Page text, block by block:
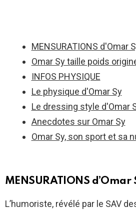
MENSURATIONS d'Omar
Omar Sy taille poids
INFOS PHYSIQUE
Le physique d'Omar Sy
Le dressing style d'Omar
Anecdotes sur Omar Sy
Omar Sy, son sport et sa
MENSURATIONS d’Omar
L’humoriste, révélé par le SAV